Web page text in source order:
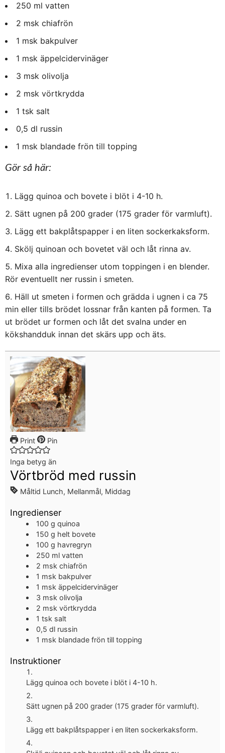
250 ml vatten
2 msk chiafrön
1 msk bakpulver
1 msk äppelcidervinäger
3 msk olivolja
2 msk vörtkrydda
1 tsk salt
0,5 dl russin
1 msk blandade frön till topping
Gör så här:
Lägg quinoa och bovete i blöt i 4-10 h.
Sätt ugnen på 200 grader (175 grader för varmluft).
Lägg ett bakplåtspapper i en liten sockerkaksform.
Skölj quinoan och bovetet väl och låt rinna av.
Mixa alla ingredienser utom toppingen i en blender.
Rör eventuellt ner russin i smeten.
Häll ut smeten i formen och grädda i ugnen i ca 75
min eller tills brödet lossnar från kanten på formen. Ta
ut brödet ur formen och låt det svalna under en
kökshandduk innan det skärs upp och äts.
Print Pin
Inga betyg än
Vörtbröd med russin
Måltid Lunch, Mellanmål, Middag
Ingredienser
100 g quinoa
150 g helt bovete
100 g havregryn
250 ml vatten
2 msk chiafrön
1 msk bakpulver
1 msk äppelcidervinäger
3 msk olivolja
2 msk vörtkrydda
1 tsk salt
0,5 dl russin
1 msk blandade frön till topping
Instruktioner
Lägg quinoa och bovete i blöt i 4-10 h.
Sätt ugnen på 200 grader (175 grader för varmluft).
Lägg ett bakplåtspapper i en liten sockerkaksform.